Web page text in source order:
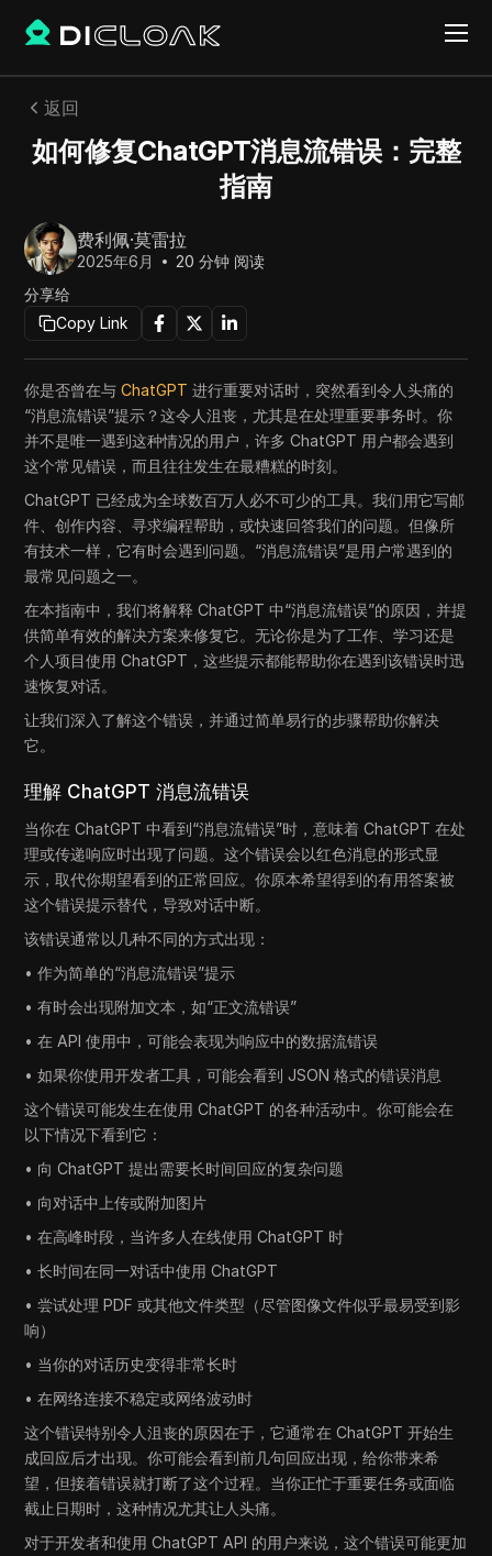
返回
如何修复ChatGPT消息流错误：完整
指南
费利佩·莫雷拉
2025年6月 20 分钟 阅读
分享给
Copy Link
你是否曾在与ChatGPT 进行重要对话时，突然看到令人头痛的
“消息流错误”提示？这令人沮丧，尤其是在处理重要事务时。你
并不是唯一遇到这种情况的用户，许多 ChatGPT 用户都会遇到
这个常见错误，而且往往发生在最糟糕的时刻。
ChatGPT 已经成为全球数百万人必不可少的工具。我们用它写邮
件、创作内容、寻求编程帮助，或快速回答我们的问题。但像所
有技术一样，它有时会遇到问题。“消息流错误”是用户常遇到的
最常见问题之一。
在本指南中，我们将解释 ChatGPT 中“消息流错误”的原因，并提
供简单有效的解决方案来修复它。无论你是为了工作、学习还是
个人项目使用 ChatGPT，这些提示都能帮助你在遇到该错误时迅
速恢复对话。
让我们深入了解这个错误，并通过简单易行的步骤帮助你解决
它。
理解 ChatGPT 消息流错误
当你在 ChatGPT 中看到“消息流错误”时，意味着 ChatGPT 在处
理或传递响应时出现了问题。这个错误会以红色消息的形式显
示，取代你期望看到的正常回应。你原本希望得到的有用答案被
这个错误提示替代，导致对话中断。
该错误通常以几种不同的方式出现：
• 作为简单的“消息流错误”提示
• 有时会出现附加文本，如“正文流错误”
• 在 API 使用中，可能会表现为响应中的数据流错误
• 如果你使用开发者工具，可能会看到 JSON 格式的错误消息
这个错误可能发生在使用 ChatGPT 的各种活动中。你可能会在
以下情况下看到它：
• 向 ChatGPT 提出需要长时间回应的复杂问题
• 向对话中上传或附加图片
• 在高峰时段，当许多人在线使用 ChatGPT 时
• 长时间在同一对话中使用 ChatGPT
• 尝试处理 PDF 或其他文件类型（尽管图像文件似乎最易受到影
响）
• 当你的对话历史变得非常长时
• 在网络连接不稳定或网络波动时
这个错误特别令人沮丧的原因在于，它通常在 ChatGPT 开始生
成回应后才出现。你可能会看到前几句回应出现，给你带来希
望，但接着错误就打断了这个过程。当你正忙于重要任务或面临
截止日期时，这种情况尤其让人头痛。
对于开发者和使用 ChatGPT API 的用户来说，这个错误可能更加